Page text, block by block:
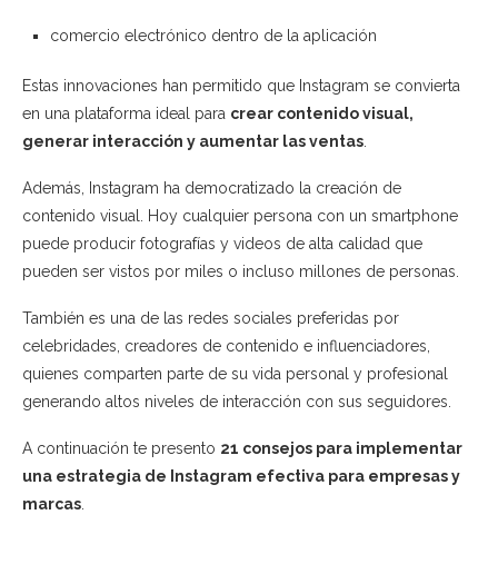
comercio electrónico dentro de la aplicación
Estas innovaciones han permitido que Instagram se convierta
en una plataforma ideal para crear contenido visual,
generar interacción y aumentar las ventas
Además, Instagram ha democratizado la creación de
contenido visual. Hoy cualquier persona con un smartphone
puede producir fotografías y videos de alta calidad que
pueden ser vistos por miles o incluso millones de personas.
También es una de las redes sociales preferidas por
celebridades, creadores de contenido e influenciadores,
quienes comparten parte de su vida personal y profesional
generando altos niveles de interacción con sus seguidores.
A continuación te presento 21 consejos para implementar
una estrategia de Instagram efectiva para empresas y
marcas